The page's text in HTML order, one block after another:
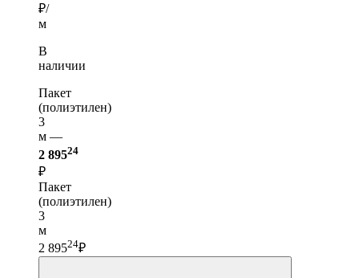
₽/
м
В
наличии
Пакет
(полиэтилен)
3
м —
2 89524
₽
Пакет
(полиэтилен)
3
м
2 89524₽